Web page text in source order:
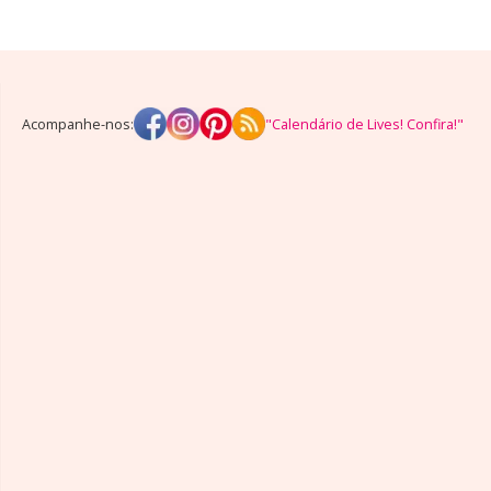
Acompanhe-nos: "Calendário de Lives! Confira!"